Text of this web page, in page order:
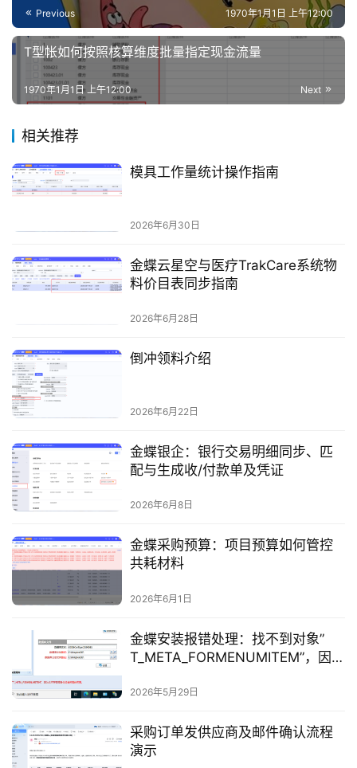
Previous 1970年1月1日 上午12:00
T型帐如何按照核算维度批量指定现金流量
Next
1970年1月1日 上午12:00
相关推荐
模具工作量统计操作指南
2026年6月30日
金蝶云星空与医疗TrakCare系统物
料价目表同步指南
2026年6月28日
倒冲领料介绍
2026年6月22日
金蝶银企：银行交易明细同步、匹
配与生成收/付款单及凭证
2026年6月8日
金蝶采购预算：项目预算如何管控
共耗材料
2026年6月1日
金蝶安装报错处理：找不到对象”
T_META_FORMENUMITEM”，因为
2026年5月29日
采购订单发供应商及邮件确认流程
演示